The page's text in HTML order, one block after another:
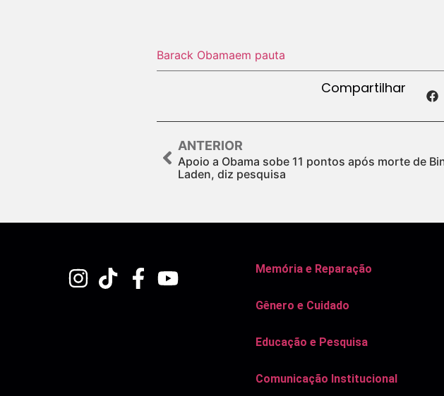
Barack Obamaem pauta
Compartilhar
ANTERIOR
Apoio a Obama sobe 11 pontos após morte de
Laden, diz pesquisa
Memória e Reparação
Gênero e Cuidado
Educação e Pesquisa
Comunicação Institucional